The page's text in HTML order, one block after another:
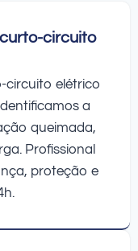
circuito
circuito elétrico
a
queimada,
Profissional
proteção e